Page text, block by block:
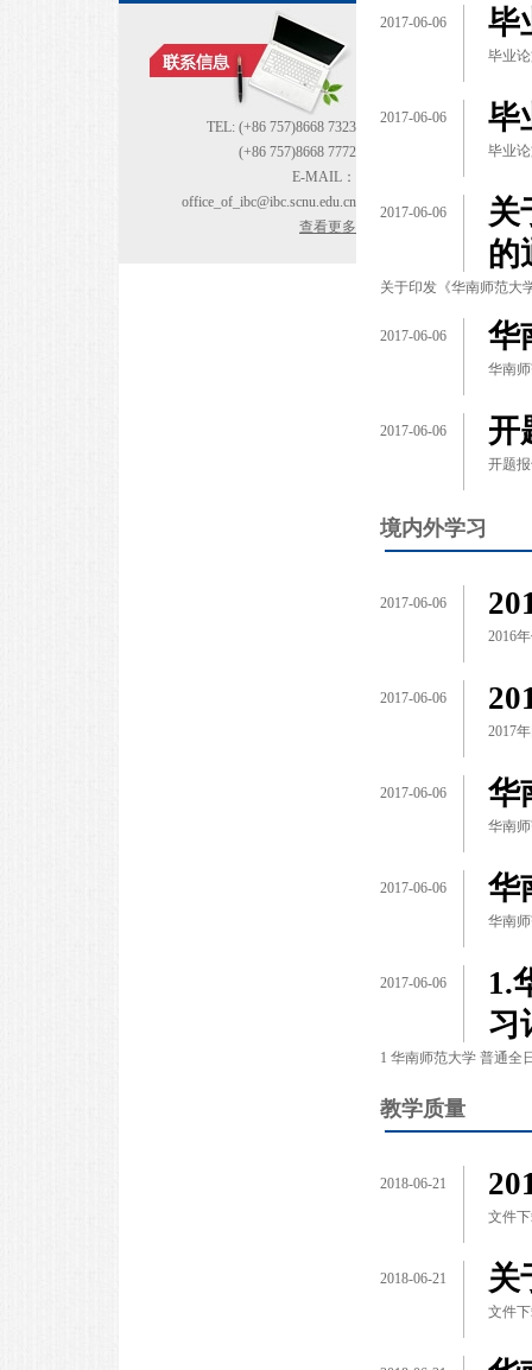
TEL: (+86 757)8668 7323
(+86 757)8668 7772
E-MAIL：
office_of_ibc@ibc.scnu.edu.cn
查看更多
2017-06-06 毕
毕业
2017-06-06 毕
毕业
2017-06-06
关
的
关于印发《华南师范
2017-06-06 华
华南
2017-06-06 开
开题
境内外学习
2017-06-06
2016
2017-06-06
2017
2017-06-06 华
华南
2017-06-06 华
华南
2017-06-06
1.
习
1 华南师范大学 普通
教学质量
2018-06-21
文件
2018-06-21 关
文件